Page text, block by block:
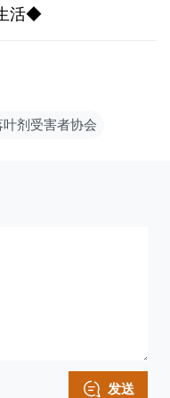
活◆
叶剂受害者协会
发送